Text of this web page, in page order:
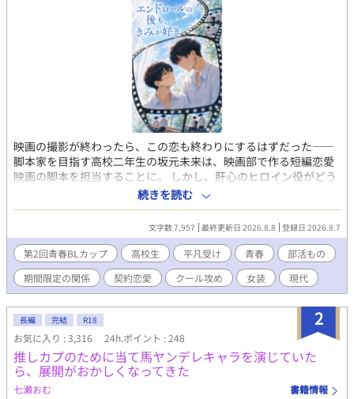
映画の撮影が終わったら、この恋も終わりにするはずだった――
脚本家を目指す高校二年生の坂元未来は、映画部で作る短編恋愛
映画の脚本を担当することに。 しかし、肝心のヒロイン役がどう
しても見つからず、小柄で華奢な未来が「女装してヒロインを演
じる」ハメになってしまう！ さらに、相手役に選ばれたのは、高
身長イケメンでありながら無愛想で悪い噂の絶えないクラスメイ
ト・神楽奏だった。 恋愛経験ゼロで役作りに悩む奏は、未来にこ
う持ちかける。 「撮影が終わるまでの期間限定で、俺たち本当に
付き合わないか？」
続きを読む
文字数 7,957 最終更新日 2026.8.8 登録日 2026.8.7
第2回青春BLカップ 高校生 平凡受け 青春
部活もの
期間限定の関係
契約恋愛 クール攻め 女装 現代
2
長編 完結 R18
お気に入り : 3,316 24h.ポイント : 248
推しカプのために当て馬ヤンデレキャラを演じていた
ら、展開がおかしくなってきた
七瀬おむ 書籍情報